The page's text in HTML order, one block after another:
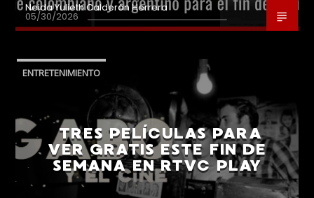
Neida Yulieth Calderón Herrera
05/30/2026
ENTRETENIMIENTO
TRES PELÍCULAS PARA
VER GRATIS ESTE FIN DE
SEMANA EN RTVC PLAY